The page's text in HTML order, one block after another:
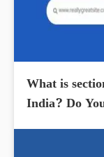
What is
India? Do